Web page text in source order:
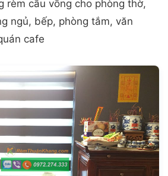
rèm cầu vồng cho phòng thờ,
ngủ, bếp, phòng tắm, văn
cafe